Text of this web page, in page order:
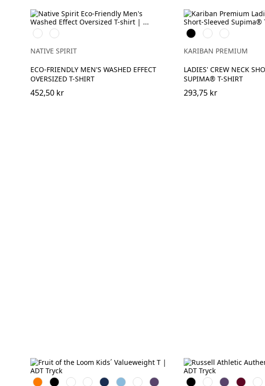
Washed
Black
Washed
Navy
Blue
NATIVE SPIRIT
ECO-FRIENDLY MEN'S WASHED EFFECT
OVERSIZED T-SHIRT
452,50 kr
Svart Vit
Deep
Navy
KARIBAN PREMIUM
LADIES' CREW NECK
SUPIMA® T-SHIRT
293,75 kr
OrangeBlackWhiteRed Navy Sky
RoyalPurple
BlackWhitePurpleBurgundy